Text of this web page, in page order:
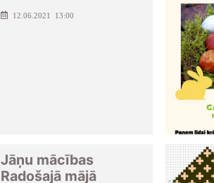
12.06.2021 13:00
Jāņu mācības
Radošajā mājā